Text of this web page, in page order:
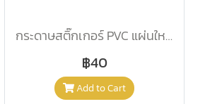
กระดาษสติ๊กเกอร์ PVC แผ่นใหญ่ คละสี /แผ่น
฿40
Add to Cart